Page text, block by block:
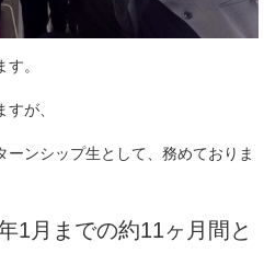
。
が、
ンシップ生として、務めておりま
1月までの約11ヶ月間と